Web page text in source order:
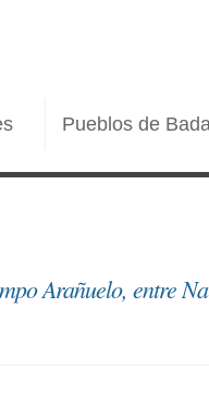
Pueblos de
Arañuelo, entre